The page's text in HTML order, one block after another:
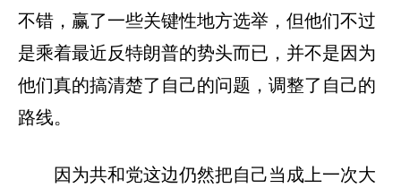
不错，赢了一些关键性地方选举，但他们不过
是乘着最近反特朗普的势头而已，并不是因为
他们真的搞清楚了自己的问题，调整了自己的
路线。
因为共和党这边仍然把自己当成上一次大